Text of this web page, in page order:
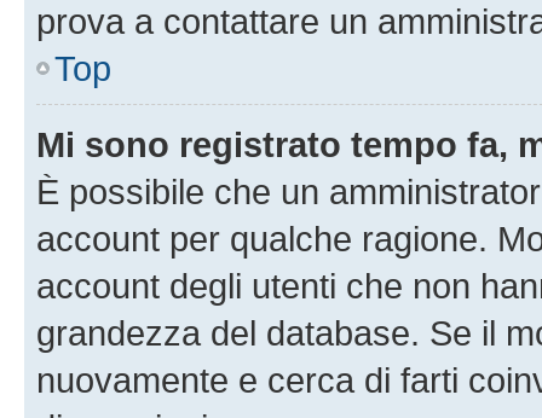
prova a contattare un
Top
Mi sono registrato tempo fa,
È possibile che un
account per qualche ragione.
account degli utenti che non
grandezza del database. Se il
nuovamente e cerca di farti